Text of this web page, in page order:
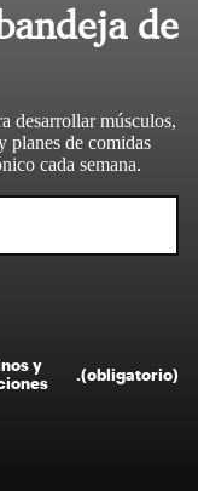
de
desarrollar músculos,
planes de comidas
cada semana.
y
(obligatorio)